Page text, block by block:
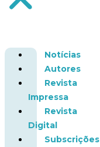
Notícias
Autores
Revista
Impressa
Revista
Digital
Subscrições